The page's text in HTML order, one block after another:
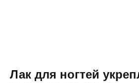
Лак для ногтей